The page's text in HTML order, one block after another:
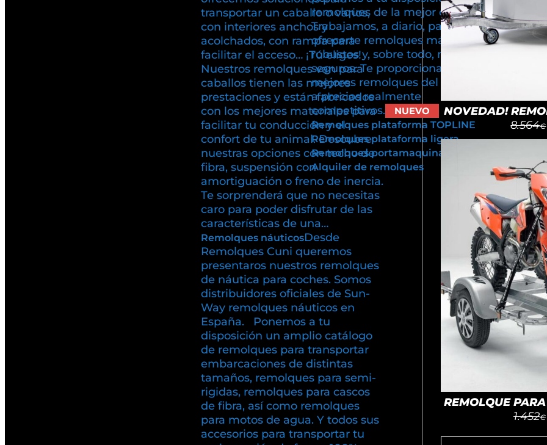
transportar un caballo o varios,
con interiores anchos y
acolchados, con rampa para
facilitar el acceso… ¡Tú eliges!
Nuestros remolques van para
caballos tienen las mejores
prestaciones y están fabricados
con los mejores materiales para
facilitar tu conducción y el
confort de tu animal. Descubre
nuestras opciones con techo de
fibra, suspensión con
amortiguación o freno de inercia.
Te sorprenderá que no necesitas
caro para poder disfrutar de las
características de una…
Remolques náuticosDesde
Remolques Cuni queremos
presentaros nuestros remolques
de náutica para coches. Somos
distribuidores oficiales de Sun-
Way remolques náuticos en
España. Ponemos a tu
disposición un amplio catálogo
de remolques para transportar
embarcaciones de distintas
tamaños, remolques para semi-
rigidas, remolques para cascos
de fibra, así como remolques
para motos de agua. Y todos sus
accesorios para transportar tu
remolques de la mejor calidad.
Trabajamos, a diario, para poder
ofrecerte remolques más ligeros,
robustos y, sobre todo, más
seguros. Te proporcionamos los
mejores remolques del mercado
a precios realmente
competitivos.
NUEVO
Remolques plataforma TOPLINE
Remolques plataforma ligera
Remolques portamaquinaria
Alquiler de remolques
NOVEDAD!
8.564€
REMOLQUE
1.452€